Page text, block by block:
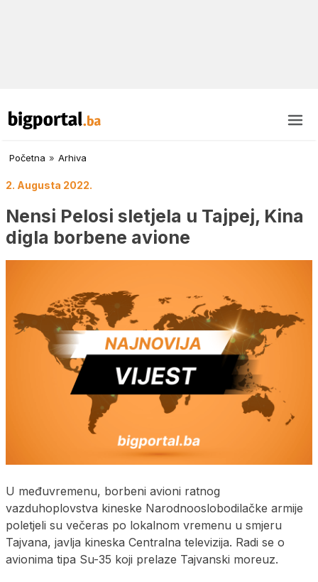
Početna » Arhiva
2. Augusta 2022.
Nensi Pelosi sletjela u Tajpej, Kina
digla borbene avione
U međuvremenu, borbeni avioni ratnog
vazduhoplovstva kineske Narodnooslobodilačke armije
poletjeli su večeras po lokalnom vremenu u smjeru
Tajvana, javlja kineska Centralna televizija. Radi se o
avionima tipa Su-35 koji prelaze Tajvanski moreuz.